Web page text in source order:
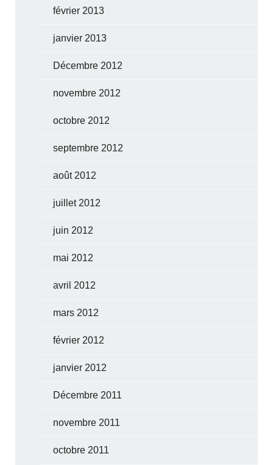
février 2013
janvier 2013
Décembre 2012
novembre 2012
octobre 2012
septembre 2012
août 2012
juillet 2012
juin 2012
mai 2012
avril 2012
mars 2012
février 2012
janvier 2012
Décembre 2011
novembre 2011
octobre 2011